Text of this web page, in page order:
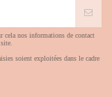
cela nos informations de contact
soient exploitées dans le cadre